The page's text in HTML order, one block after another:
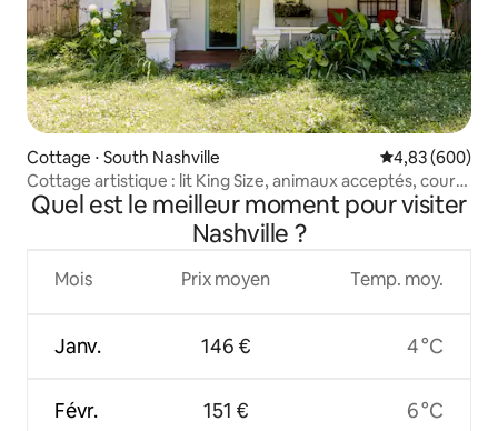
Cottage ⋅ South Nashville Évaluation
4,83 (600)
Cottage artistique : lit King Size, animaux acceptés, cour
clôturée
Quel est le meilleur moment pour visiter
Nashville ?
Mois
Janv.
Févr.
Prix moyen
146 €
151 €
Temp. moy.
4 °C
6 °C